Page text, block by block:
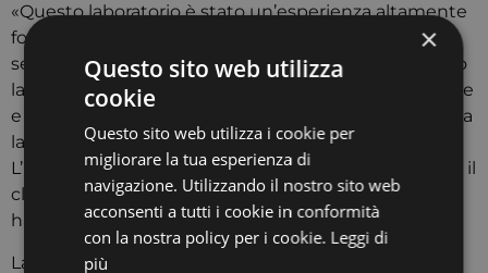
«Questo laboratorio è stato un’esperienza altamente
formativa – afferma Elena Fortini, studentessa del
secondo anno di Advertising e Marketing – Abbiamo
lavorato su un caso reale, ricco di sfaccettature nuove
e stimolanti, che ci ha permesso di mettere in pratica
la teoria studiata nei mesi precedenti.
L’immedesimazione nei ruoli di un team d’agenzia e il
clima di collaborazione creatosi nei quindici gruppi
hanno favorito la riuscita del progetto.»
La direzione dell’Area di comunicazione dello IUSVE
×
Questo sito web utilizza
cookie
Questo sito web utilizza i cookie per
migliorare la tua esperienza di
navigazione. Utilizzando il nostro sito web
acconsenti a tutti i cookie in conformità
con la nostra policy per i cookie. Leggi di
più